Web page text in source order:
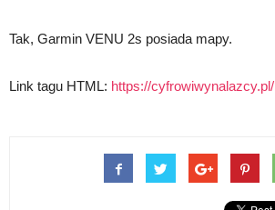
Tak, Garmin VENU 2s posiada mapy.
Link tagu HTML: https://cyfrowiwynalazcy.pl/